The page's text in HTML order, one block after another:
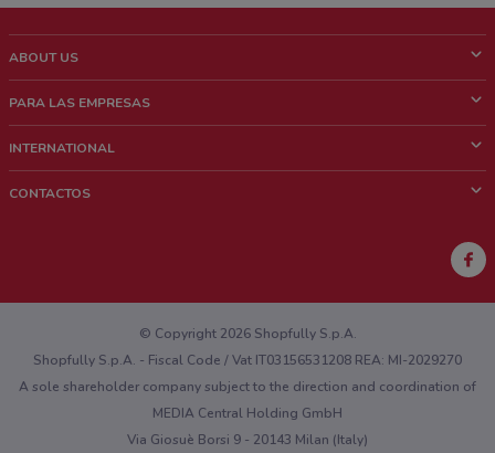
ABOUT US
¿Quiénes Somos?
Trabaja con nosotros
PARA LAS EMPRESAS
Contacto comercial
INTERNATIONAL
CONTACTOS
¿Encontraste un problema en la web o en la aplicación?
© Copyright 2026 Shopfully S.p.A.
Shopfully S.p.A. - Fiscal Code / Vat IT03156531208 REA: MI-2029270
A sole shareholder company subject to the direction and coordination of
MEDIA Central Holding GmbH
Via Giosuè Borsi 9 - 20143 Milan (Italy)